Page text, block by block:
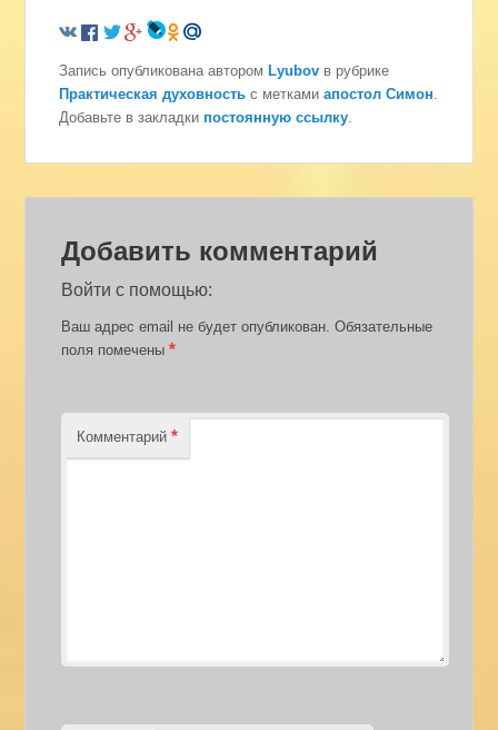
Запись опубликована автором Lyubov в рубрике
Практическая духовность с меткамиапостол Симон
Добавьте в закладки постоянную ссылку
Добавить комментарий
Войти с помощью:
Ваш адрес email не будет опубликован. Обязательные
поля помечены*
Комментарий*